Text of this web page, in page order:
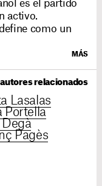
es el partido
activo.
como un
MÁS
relacionados
Lasalas
Portella
Pagès